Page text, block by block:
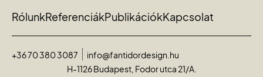
RólunkReferenciákPublikációkKapcsolat
+36 70 380 3087
info@fantidordesign.hu
H-1126 Budapest, Fodor utca 21/A.